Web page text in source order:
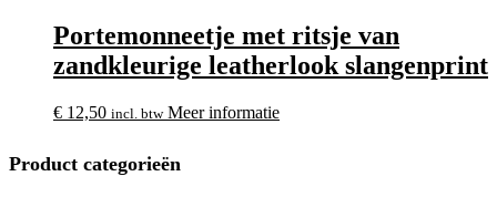
Portemonneetje met ritsje van
zandkleurige leatherlook slangenprint
€ 12,50 incl. btw Meer informatie
Product categorieën